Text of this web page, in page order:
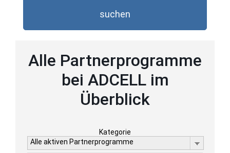
suchen
Alle Partnerprogramme
bei ADCELL im
Überblick
Kategorie
Alle aktiven Partnerprogramme